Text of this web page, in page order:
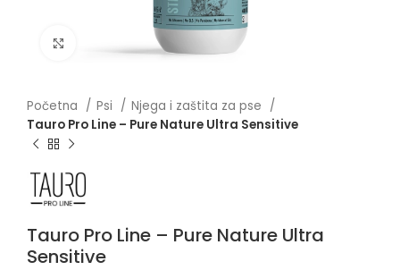
Click to enlarge
Početna Psi
Njega i zaštita za pse
Tauro Pro Line – Pure Nature Ultra Sensitive
Tauro Pro Line – Pure Nature Ultra
Sensitive